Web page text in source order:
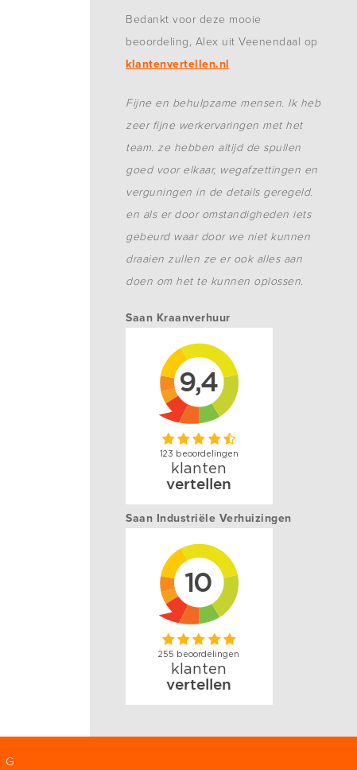
Bedankt voor deze mooie
beoordeling, Alex uit Veenendaal op
klantenvertellen.nl
Fijne en behulpzame mensen. Ik heb
zeer fijne werkervaringen met het
team. ze hebben altijd de spullen
goed voor elkaar, wegafzettingen en
verguningen in de details geregeld.
en als er door omstandigheden iets
gebeurd waar door we niet kunnen
draaien zullen ze er ook alles aan
doen om het te kunnen oplossen.
Saan Kraanverhuur
Saan Industriële Verhuizingen